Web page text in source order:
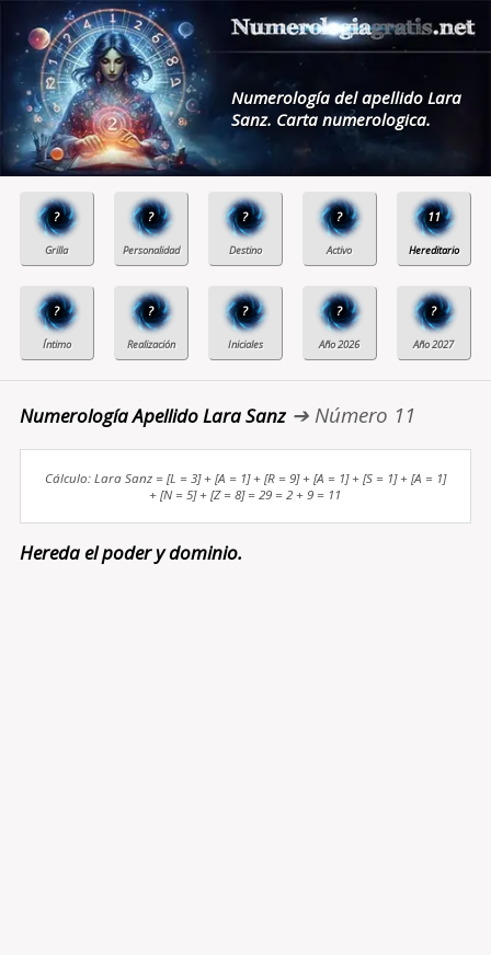
Numerología del apellido Lara
Sanz. Carta numerologica.
? ? ? ? 11
? ? ? ? ?
Numerología Apellido Lara Sanz➔ Número 11
Cálculo: Lara Sanz = [L = 3] + [A = 1] + [R = 9] + [A = 1] + [S = 1] + [A = 1]
+ [N = 5] + [Z = 8] = 29 = 2 + 9 = 11
Hereda el poder y dominio.